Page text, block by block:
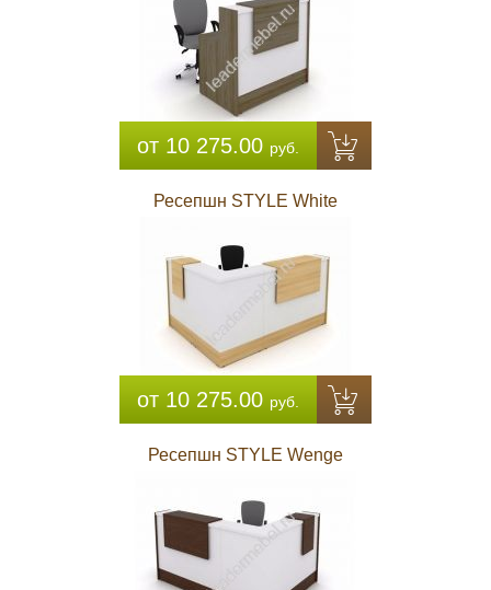
от 10 275.00 руб.
Ресепшн STYLE White
от 10 275.00 руб.
Ресепшн STYLE Wenge